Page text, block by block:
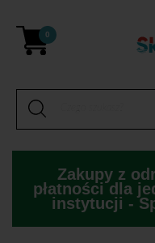
0
Zakupy z
płatności dla
instytucji -